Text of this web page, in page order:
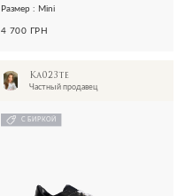
Размер : Mini
4 700 ГРН
Ka023te
Частный продавец
С БИРКОЙ